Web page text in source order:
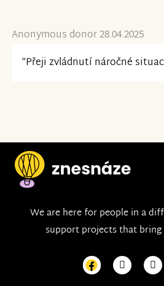
Anonymous donor 28.04.2025
“Přeji zvládnutí náročné
We are here for people in a
support projects that